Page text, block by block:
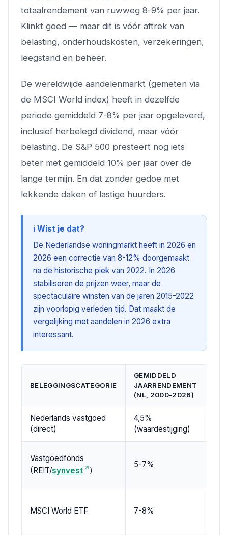
totaalrendement van ruwweg 8-9% per jaar.
Klinkt goed — maar dit is vóór aftrek van
belasting, onderhoudskosten, verzekeringen,
leegstand en beheer.
De wereldwijde aandelenmarkt (gemeten via
de MSCI World index) heeft in dezelfde
periode gemiddeld 7-8% per jaar opgeleverd,
inclusief herbelegd dividend, maar vóór
belasting. De S&P 500 presteert nog iets
beter met gemiddeld 10% per jaar over de
lange termijn. En dat zonder gedoe met
lekkende daken of lastige huurders.
ℹ️ Wist je dat?
De Nederlandse woningmarkt heeft in 2026 en
2026 een correctie van 8-12% doorgemaakt
na de historische piek van 2022. In 2026
stabiliseren de prijzen weer, maar de
spectaculaire winsten van de jaren 2015-2022
zijn voorlopig verleden tijd. Dat maakt de
vergelijking met aandelen in 2026 extra
interessant.
BELEGGINGSCATEGORIE
GEMIDDELD
JAARRENDEMENT
(NL, 2000-2026)
Nederlands vastgoed
(direct)
4,5%
(waardestijging)
Vastgoedfonds
(REIT/synvest )
5-7%
MSCI World ETF 7-8%